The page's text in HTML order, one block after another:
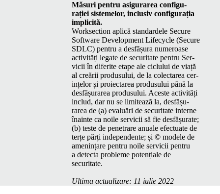
Măsuri pen­tru asig­u­rarea con­fig­u­
rației sis­temelor, inclu­siv con­fig­u­rația
implicită.
Work­sec­tion aplică stan­dard­ele Secure
Soft­ware Devel­op­ment Life­cy­cle (Secure
SDLC) pen­tru a des­fășu­ra numeroase
activ­ități legate de secu­ri­tate pen­tru Ser­
vicii în diferite etape ale ciclu­lui de viață
al creării pro­dusu­lui, de la colectarea cer­
ințelor și proiectarea pro­dusu­lui până la
des­fășu­rarea pro­dusu­lui. Aces­te activ­ități
includ, dar nu se lim­itează la, des­fășu­
rarea de (a) eval­uări de secu­ri­tate interne
înainte ca noile ser­vicii să fie des­fășu­rate;
(b) teste de pen­e­trare anuale efec­tu­ate de
terțe părți inde­pen­dente; și © mod­ele de
amenințare pen­tru noile ser­vicii pen­tru
a detec­ta prob­leme potențiale de
securitate.
Ulti­ma actu­alizare: 11 iulie 2022